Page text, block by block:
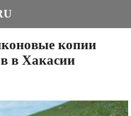
копии
в Хакасии